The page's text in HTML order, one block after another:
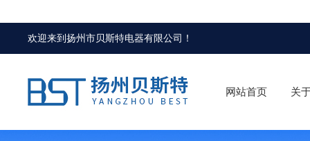
欢迎来到扬州市贝斯特电器有限公司 ！
网站首页 关